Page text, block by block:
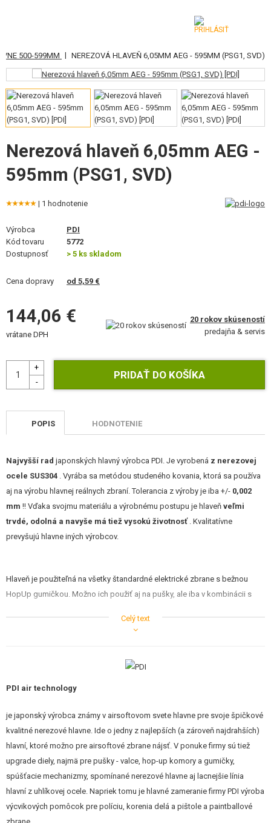
KATEGÓRIE
AIRSOFTOVÉ ZBRANE
VZDUCHOVÉ ZBRANE, PRAKY
GRANÁTOMETY, GRANÁTY
GULIČKY, PLYN
OKULIARE, MASKY
VÝSTROJ, UNIFORMY, PÚZDRA
VYSIELAČKY, HEADSETY, KAMERY
DOPLNKY K ZBRANIAM, POPRUHY
NÁHRADNÉ DIELY ZBRANÍ, UPGRADE
OUTDOOR A BUSHCRAFT
JEDLO
REKLAMNÉ PREDMETY
500-599MM | NEREZOVÁ HLAVEŇ 6,05MM AEG - 595MM (PSG1, SVD)
Nerezová hlaveň 6,05mm AEG -
595mm (PSG1, SVD)
| 1 hodnotenie
Výrobca
PDI
Kód tovaru
5772
Dostupnosť
> 5 ks skladom
Cena dopravy od 5,59 €
144,06 €
vrátane DPH
20 rokov skúseností
predajňa & servis
POPIS HODNOTENIE
Najvyšší rad japonských hlavný výrobca PDI. Je vyrobená z nerezovej
ocele SUS304 . Vyrába sa metódou studeného kovania, ktorá sa používa
aj na výrobu hlavnej reálnych zbraní. Tolerancia z výroby je iba +/- 0,002
mm !! Vďaka svojmu materiálu a výrobnému postupu je hlaveň veľmi
trvdé, odolná a navyše má tiež vysokú životnosť . Kvalitatívne
prevyšujú hlavne iných výrobcov.
Hlaveň je použiteľná na všetky štandardné elektrické zbrane s bežnou
HopUp gumičkou. Možno ich použiť aj na pušky, ale iba v kombinácii s
Dĺžka: 595mm (dĺžka je vhodná napríklad pre PSG1, SVD)
Vnútorný priemer: 6,05mm
Vonkajší priemer: 8,55mm
Tolerancia: ± 0.002mm
Vhodná gumička: klasická pre elektrické airsoftové zbrane.
PDI Co., Ltd je japonská spoločnosť založená roku 1991. Je jedným z
Celý text
PDI air technology
je japonský výrobca známy v airsoftovom svete hlavne pre svoje špičkové
kvalitné nerezové hlavne. Ide o jedny z najlepších (a zároveň najdrahších)
hlavní, ktoré možno pre airsoftové zbrane nájsť. V ponuke firmy sú tiež
upgrade diely, najmä pre pušky - valce, hop-up komory a gumičky,
spúšťacie mechanizmy, spomínané nerezové hlavne aj lacnejšie línia
hlavní z uhlíkovej ocele. Napriek tomu je hlavné zameranie firmy PDI výroba
výcvikových pomôcok pre políciu, korenia delá a pištole a paintballové